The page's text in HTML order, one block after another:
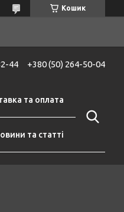
Кошик
44 +380 (50) 264-50-04
та оплата
та статті